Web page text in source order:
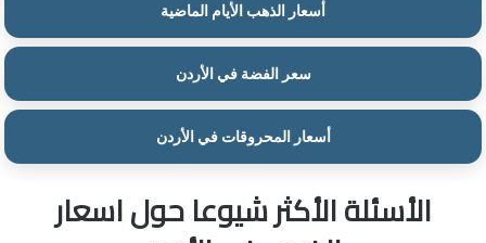
أسعار الذهب الأيام الماضية
سعر الفضة في الأردن
أسعار المحروقات في الأردن
الأسئلة الأكثر شيوعا حول اسعار